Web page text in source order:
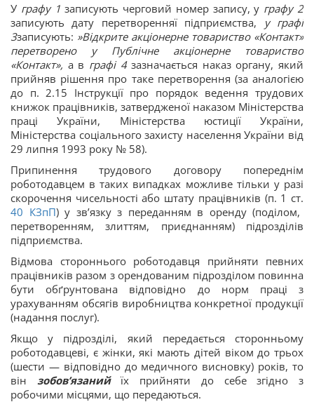
У графу 1 записують черговий номер запису, у графу 2
записують дату перетворенняї підприємства,
у графі
3записують: »Відкрите акціонерне товариство «Контакт»
перетворено у Публічне акціонерне товариство
«Контакт», а в графі 4зазначається наказ органу, який
прийняв рішення про таке перетворення (за аналогією
до п. 2.15 Інструкції про порядок ведення трудових
книжок працівників, затвердженої наказом Міністерства
праці України, Міністерства юстиції України,
Міністерства соціального захисту населення України від
29 липня 1993 року № 58).
Припинення трудового договору попереднім
роботодавцем в таких випадках можливе тільки у разі
скорочення чисельності або штату працівників (п. 1 ст.
40 КЗпП) у зв’язку з переданням в оренду (поділом,
перетворенням, злиттям, приєднанням) підрозділів
підприємства.
Відмова стороннього роботодавця прийняти певних
працівників разом з орендованим підрозділом повинна
бути обґрунтована відповідно до норм праці з
урахуванням обсягів виробництва конкретної продукції
(надання послуг).
Якщо у підрозділі, який передається сторонньому
роботодавцеві, є жінки, які мають дітей віком до трьох
(шести — відповідно до медичного висновку) років, то
він зобов’язанийїх прийняти до себе згідно з
робочими місцями, що передаються.